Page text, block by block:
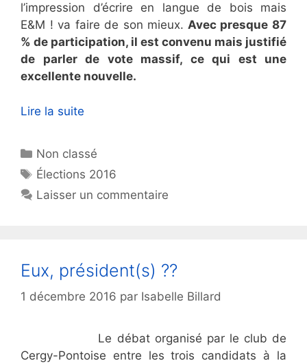
l’impression d’écrire en langue de bois mais
E&M ! va faire de son mieux. Avec presque 87
% de participation, il est convenu mais justifié
de parler de vote massif, ce qui est une
excellente nouvelle.
Lire la suite
Catégories
Non classé
Étiquettes
Élections 2016
Laisser un commentaire
Eux, président(s) ??
1 décembre 2016 par Isabelle Billard
Le débat organisé par le club de
Cergy-Pontoise entre les trois candidats à la